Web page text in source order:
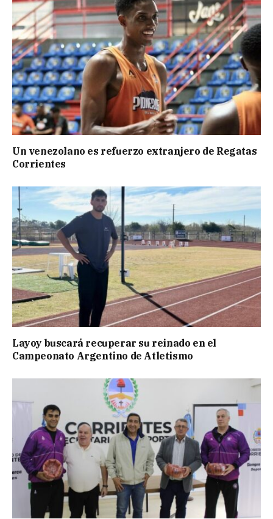
Un venezolano es refuerzo extranjero de Regatas
Corrientes
Layoy buscará recuperar su reinado en el
Campeonato Argentino de Atletismo